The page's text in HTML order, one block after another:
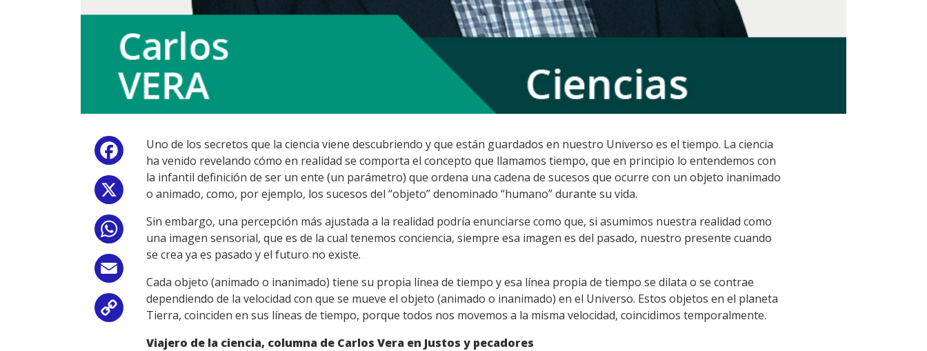
Facebook
WhatsApp
Copy
Link
Uno de los secretos que la ciencia viene descubriendo y que están guardados en nuestro Universo es el tiempo. La ciencia
ha venido revelando cómo en realidad se comporta el concepto que llamamos tiempo, que en principio lo entendemos con
la infantil definición de ser un ente (un parámetro) que ordena una cadena de sucesos que ocurre con un objeto inanimado
o animado, como, por ejemplo, los sucesos del “objeto” denominado “humano” durante su vida.
Sin embargo, una percepción más ajustada a la realidad podría enunciarse como que, si asumimos nuestra realidad como
una imagen sensorial, que es de la cual tenemos conciencia, siempre esa imagen es del pasado, nuestro presente cuando
se crea ya es pasado y el futuro no existe.
Cada objeto (animado o inanimado) tiene su propia línea de tiempo y esa línea propia de tiempo se dilata o se contrae
dependiendo de la velocidad con que se mueve el objeto (animado o inanimado) en el Universo. Estos objetos en el planeta
Tierra, coinciden en sus líneas de tiempo, porque todos nos movemos a la misma velocidad, coincidimos temporalmente.
Viajero de la ciencia, columna de Carlos Vera en Justos y pecadores